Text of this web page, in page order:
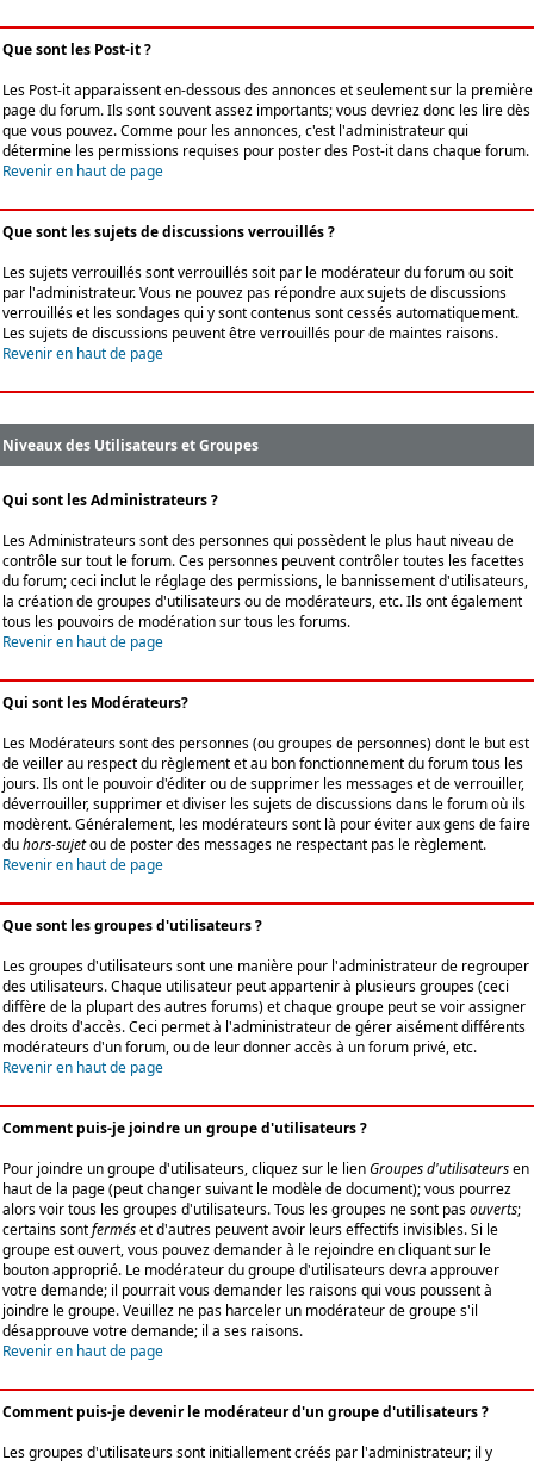
Que sont les Post-it ?
Les Post-it apparaissent en-dessous des annonces et seulement sur la première
page du forum. Ils sont souvent assez importants; vous devriez donc les lire dès
que vous pouvez. Comme pour les annonces, c'est l'administrateur qui
détermine les permissions requises pour poster des Post-it dans chaque forum.
Revenir en haut de page
Que sont les sujets de discussions verrouillés ?
Les sujets verrouillés sont verrouillés soit par le modérateur du forum ou soit
par l'administrateur. Vous ne pouvez pas répondre aux sujets de discussions
verrouillés et les sondages qui y sont contenus sont cessés automatiquement.
Les sujets de discussions peuvent être verrouillés pour de maintes raisons.
Revenir en haut de page
Niveaux des Utilisateurs et Groupes
Qui sont les Administrateurs ?
Les Administrateurs sont des personnes qui possèdent le plus haut niveau de
contrôle sur tout le forum. Ces personnes peuvent contrôler toutes les facettes
du forum; ceci inclut le réglage des permissions, le bannissement d'utilisateurs,
la création de groupes d'utilisateurs ou de modérateurs, etc. Ils ont également
tous les pouvoirs de modération sur tous les forums.
Revenir en haut de page
Qui sont les Modérateurs?
Les Modérateurs sont des personnes (ou groupes de personnes) dont le but est
de veiller au respect du règlement et au bon fonctionnement du forum tous les
jours. Ils ont le pouvoir d'éditer ou de supprimer les messages et de verrouiller,
déverrouiller, supprimer et diviser les sujets de discussions dans le forum où ils
modèrent. Généralement, les modérateurs sont là pour éviter aux gens de faire
duhors-sujetou de poster des messages ne respectant pas le règlement.
Revenir en haut de page
Que sont les groupes d'utilisateurs ?
Les groupes d'utilisateurs sont une manière pour l'administrateur de regrouper
des utilisateurs. Chaque utilisateur peut appartenir à plusieurs groupes (ceci
diffère de la plupart des autres forums) et chaque groupe peut se voir assigner
des droits d'accès. Ceci permet à l'administrateur de gérer aisément différents
modérateurs d'un forum, ou de leur donner accès à un forum privé, etc.
Revenir en haut de page
Comment puis-je joindre un groupe d'utilisateurs ?
Pour joindre un groupe d'utilisateurs, cliquez sur le lienGroupes d'utilisateursen
haut de la page (peut changer suivant le modèle de document); vous pourrez
alors voir tous les groupes d'utilisateurs. Tous les groupes ne sont pasouverts;
certains sontferméset d'autres peuvent avoir leurs effectifs invisibles. Si le
groupe est ouvert, vous pouvez demander à le rejoindre en cliquant sur le
bouton approprié. Le modérateur du groupe d'utilisateurs devra approuver
votre demande; il pourrait vous demander les raisons qui vous poussent à
joindre le groupe. Veuillez ne pas harceler un modérateur de groupe s'il
désapprouve votre demande; il a ses raisons.
Revenir en haut de page
Comment puis-je devenir le modérateur d'un groupe d'utilisateurs ?
Les groupes d'utilisateurs sont initiallement créés par l'administrateur; il y